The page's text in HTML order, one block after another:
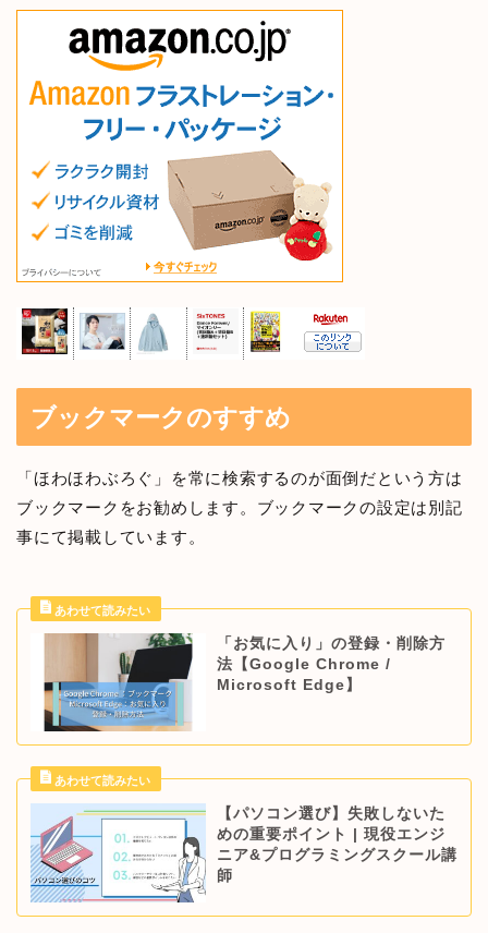
ブックマークのすすめ
「ほわほわぶろぐ」を常に検索するのが面倒だという方は
ブックマークをお勧めします。ブックマークの設定は別記
事にて掲載しています。
「お気に入り」の登録・削除方
法【Google Chrome /
Microsoft Edge】
【パソコン選び】失敗しないた
めの重要ポイント | 現役エンジ
ニア&プログラミングスクール講
師